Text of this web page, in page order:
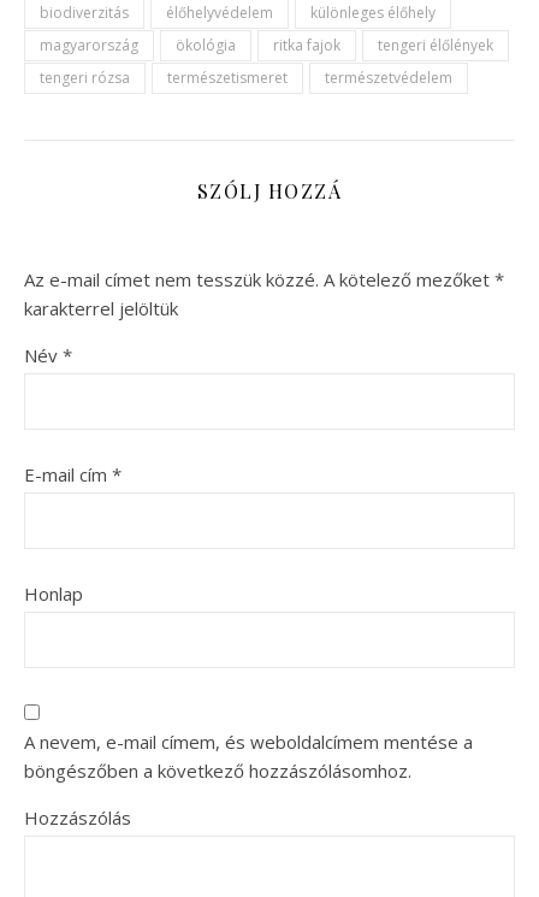
biodiverzitás élőhelyvédelem
különleges élőhely
magyarország
ökológia ritka fajok
tengeri élőlények
tengeri rózsa
természetismeret természetvédelem
SZÓLJ HOZZÁ
Az e-mail címet nem tesszük közzé. A kötelező mezőket *
karakterrel jelöltük
Név *
E-mail cím *
Honlap
A nevem, e-mail címem, és weboldalcímem mentése a
böngészőben a következő hozzászólásomhoz.
Hozzászólás